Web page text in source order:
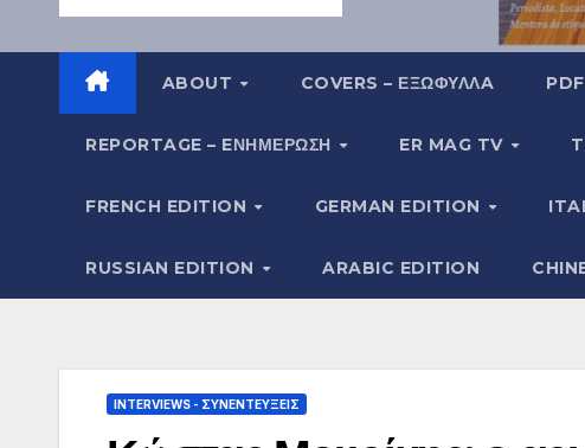
ABOUT COVERS – ΕΞΩΦΥΛΛA
REPORTAGE – EΝΗΜΈΡΩΣΗ ER MAG TV
FRENCH EDITION GERMAN EDITION
RUSSIAN EDITION ARABIC EDITION
INTERVIEWS - ΣΥΝΕΝΤΕΎΞΕΙΣ